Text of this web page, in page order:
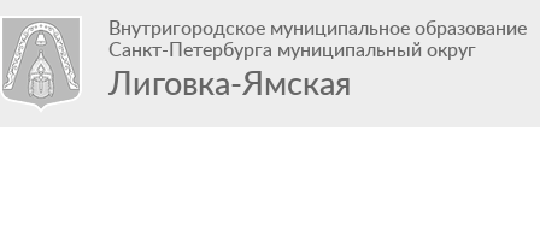
Внутригородское муниципальное образование
Санкт-Петербурга муниципальный округ
Лиговка-Ямская